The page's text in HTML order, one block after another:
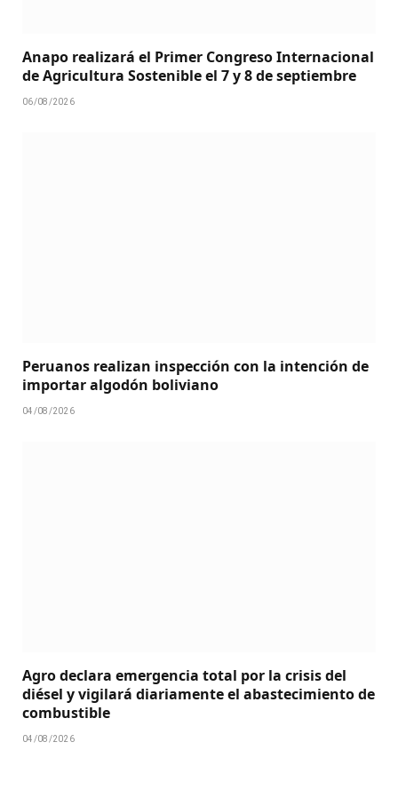
Anapo realizará el Primer Congreso Internacional
de Agricultura Sostenible el 7 y 8 de septiembre
06/08/2026
Peruanos realizan inspección con la intención de
importar algodón boliviano
04/08/2026
Agro declara emergencia total por la crisis del
diésel y vigilará diariamente el abastecimiento de
combustible
04/08/2026